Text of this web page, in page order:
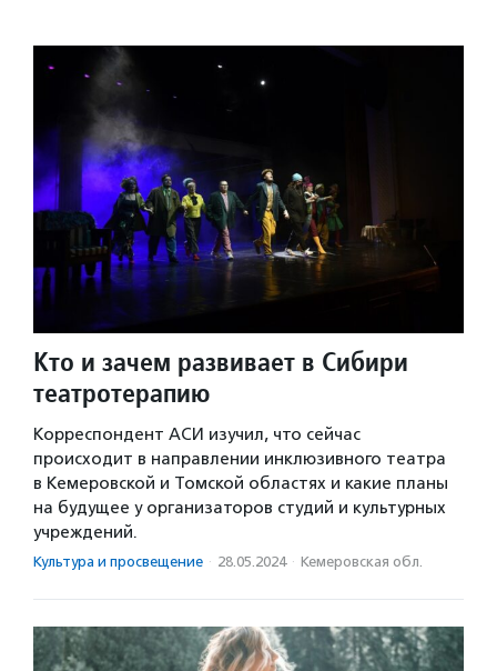
Кто и зачем развивает в Сибири
театротерапию
Корреспондент АСИ изучил, что сейчас
происходит в направлении инклюзивного театра
в Кемеровской и Томской областях и какие планы
на будущее у организаторов студий и культурных
учреждений.
Культура и просвещение · 28.05.2024 · Кемеровская обл.